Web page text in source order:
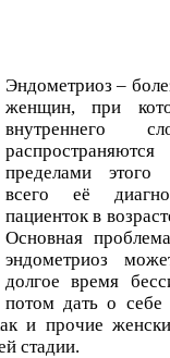
Эндометриоз –
женщин, при
внутреннего
пределами
всего её
пациенток в
Основная
эндометриоз
долгое время
потом дать о себе
и прочие
стадии.